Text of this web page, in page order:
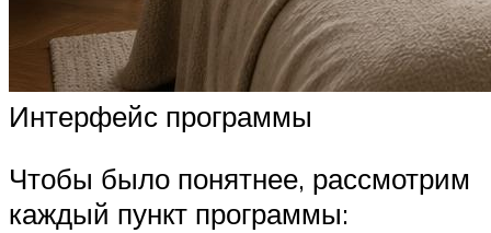
Интерфейс программы
Чтобы было понятнее, рассмотрим
каждый пункт программы: